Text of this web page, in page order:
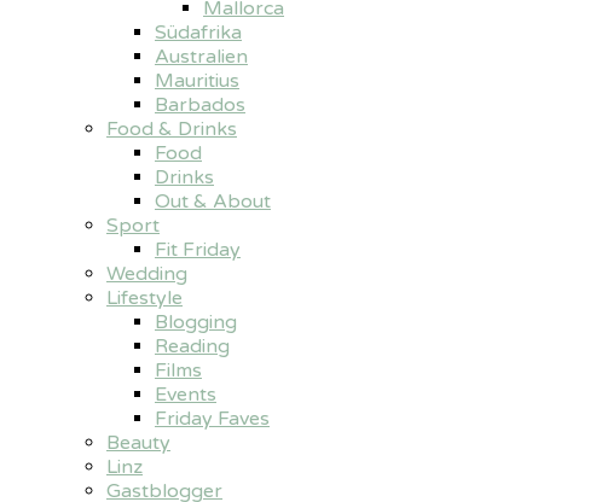
Mallorca
Südafrika
Australien
Mauritius
Barbados
Food & Drinks
Food
Drinks
Out & About
Sport
Fit Friday
Wedding
Lifestyle
Blogging
Reading
Films
Events
Friday Faves
Beauty
Linz
Gastblogger